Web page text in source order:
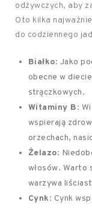
odżywczych, aby
Oto kilka
do codziennego
Białko: Jako
obecne w
strączkowych.
Witaminy B:
wspierają
orzechach,
Żelazo:
włosów. Warto
warzywa
Cynk: Cynk